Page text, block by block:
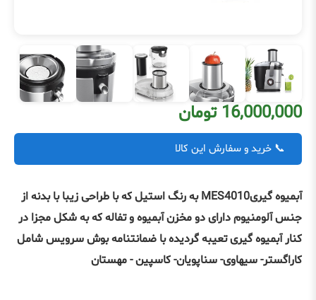
16,000,000 تومان
📞 خرید و سفارش این کالا
آبمیوه گیریMES4010 به رنگ استیل که با طراحی زیبا با بدنه از
جنس آلومنیوم دارای دو مخزن آبمیوه و تفاله که به شکل مجزا در
کنار آبمیوه گیری تعیبه گردیده با ضمانتنامه بوش سرویس شامل
کاراگستر- سیهاوی- سناپویان- کاسپین - مهستان